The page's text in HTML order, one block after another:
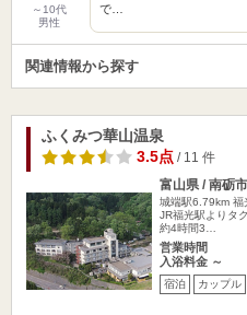
～10代
男性
で…
関連情報から探す
ふくみつ華山温泉
3.5点/ 11 件
富山県 / 南砺
城端駅6.79km 福
JR福光駅よりタ
約4時間3…
営業時間
入浴料金 ～
宿泊 カップル